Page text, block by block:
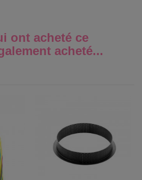
ont acheté ce
acheté...